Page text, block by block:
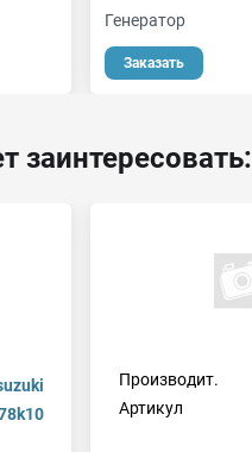
Генератор
Заказать
заинтересовать:
Производит.
Артикул